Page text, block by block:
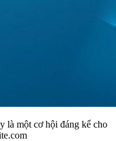
là một cơ hội đáng kể cho